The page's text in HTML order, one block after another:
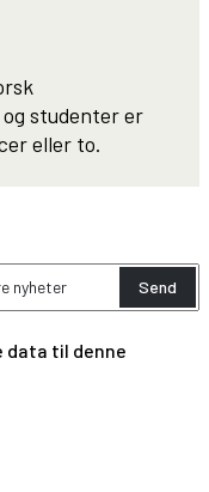
studenter er
eller to.
Send
data til denne